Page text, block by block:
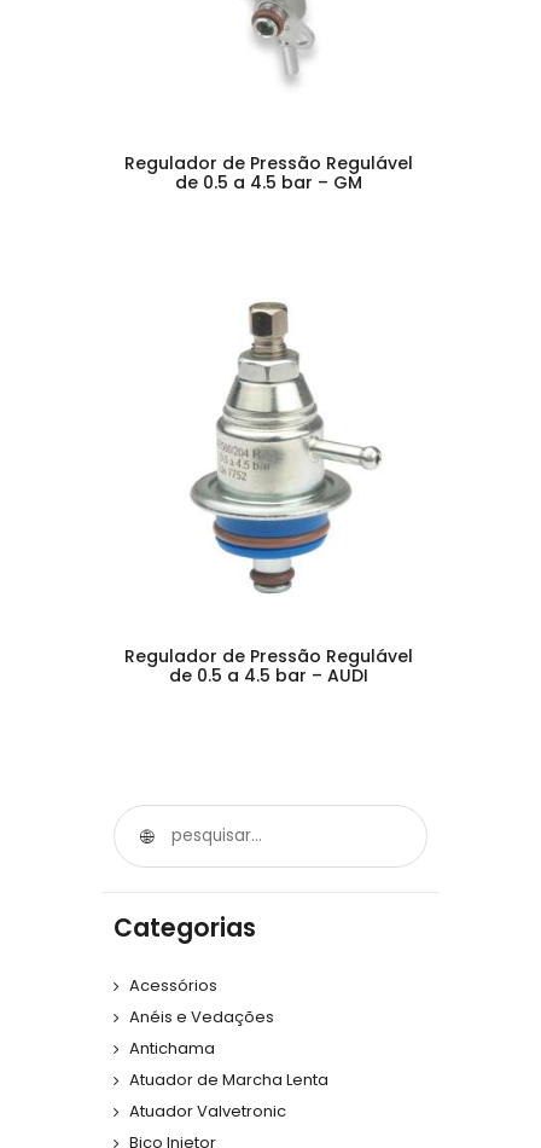
Regulador de Pressão Regulável
de 0.5 a 4.5 bar – GM
Regulador de Pressão Regulável
de 0.5 a 4.5 bar – AUDI
Categorias
Acessórios
Anéis e Vedações
Antichama
Atuador de Marcha Lenta
Atuador Valvetronic
Bico Injetor